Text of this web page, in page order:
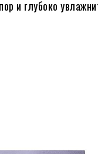
и глубоко